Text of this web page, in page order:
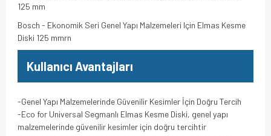
125 mm
Bosch - Ekonomik Seri Genel Yapı Malzemeleri Için Elmas Kesme
Diski 125 mmrn
Kullanıcı Avantajları
-Genel Yapı Malzemelerinde Güvenilir Kesimler İçin Doğru Tercih
-Eco for Universal Segmanlı Elmas Kesme Diski, genel yapı
malzemelerinde güvenilir kesimler için doğru tercihtir